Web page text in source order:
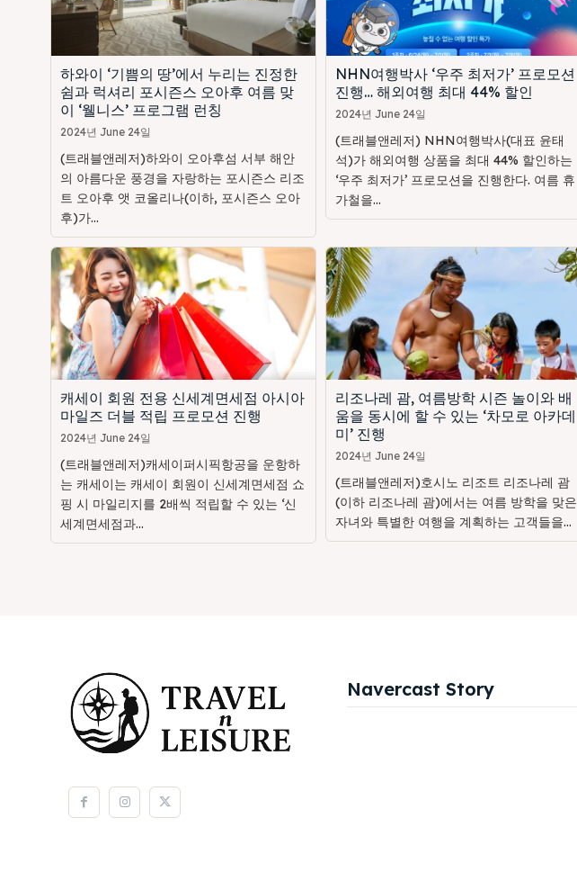
하와이 ‘기쁨의 땅’에서 누리는 진정한
쉼과 럭셔리 포시즌스 오아후 여름 맞
이 ‘웰니스’ 프로그램 런칭
2024년 June 24일
(트래블앤레저)하와이 오아후섬 서부 해안
의 아름다운 풍경을 자랑하는 포시즌스 리조
트 오아후 앳 코올리나(이하, 포시즌스 오아
후)가...
NHN여행박사 ‘우주 최저가’ 프로모션
진행… 해외여행 최대 44% 할인
2024년 June 24일
(트래블앤레저) NHN여행박사(대표 윤태
석)가 해외여행 상품을 최대 44% 할인하는
‘우주 최저가’ 프로모션을 진행한다. 여름 휴
가철을...
캐세이 회원 전용 신세계면세점 아시아
마일즈 더블 적립 프로모션 진행
2024년 June 24일
(트래블앤레저)캐세이퍼시픽항공을 운항하
는 캐세이는 캐세이 회원이 신세계면세점 쇼
핑 시 마일리지를 2배씩 적립할 수 있는 ‘신
세계면세점과...
리조나레 괌, 여름방학 시즌 놀이와 배
움을 동시에 할 수 있는 ‘차모로 아카데
미’ 진행
2024년 June 24일
(트래블앤레저)호시노 리조트 리조나레 괌
(이하 리조나레 괌)에서는 여름 방학을 맞은
자녀와 특별한 여행을 계획하는 고객들을...
Navercast Story